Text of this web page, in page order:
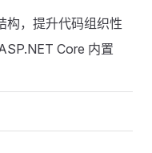
构，提升代码组织性
Core 内置